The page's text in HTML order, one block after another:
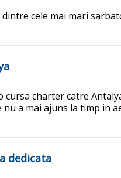
cele mai mari
cursa charter catre
a mai ajuns la timp in
dedicata